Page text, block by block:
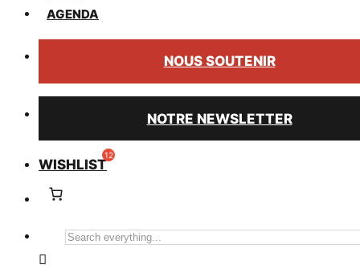
AGENDA
NOUS SOUTENIR
NOTRE NEWSLETTER
WISHLIST
Search